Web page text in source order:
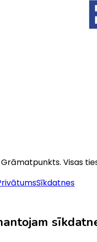
Grāmatpunkts. Visas
Sīkdatnes